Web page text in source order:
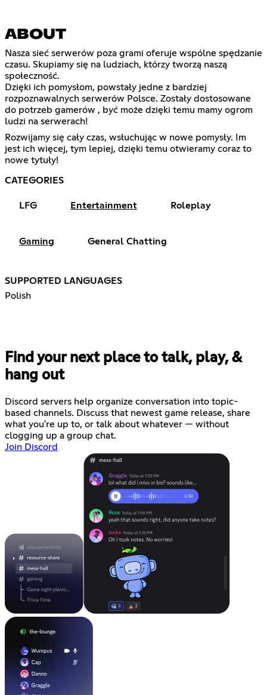
ABOUT
Nasza sieć serwerów poza grami oferuje wspólne spędzanie
czasu. Skupiamy się na ludziach, którzy tworzą naszą
społeczność.
Dzięki ich pomysłom, powstały jedne z bardziej
rozpoznawalnych serwerów Polsce. Zostały dostosowane
do potrzeb gamerów , być może dzięki temu mamy ogrom
ludzi na serwerach!
Rozwijamy się cały czas, wsłuchując w nowe pomysły. Im
jest ich więcej, tym lepiej, dzięki temu otwieramy coraz to
nowe tytuły!
CATEGORIES
LFG Entertainment Roleplay
Gaming General Chatting
SUPPORTED LANGUAGES
Polish
Find your next place to talk, play, &
hang out
Discord servers help organize conversation into topic-
based channels. Discuss that newest game release, share
what you're up to, or talk about whatever — without
clogging up a group chat.
Join Discord